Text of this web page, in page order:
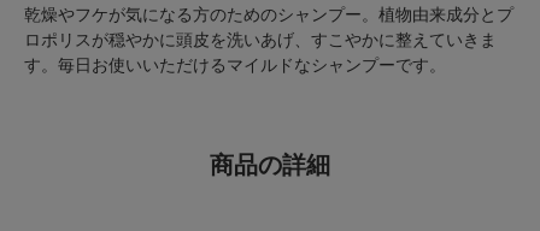
乾燥やフケが気になる方のためのシャンプー。植物由来成分とプ
ロポリスが穏やかに頭皮を洗いあげ、すこやかに整えていきま
す。毎日お使いいただけるマイルドなシャンプーです。
商品の詳細